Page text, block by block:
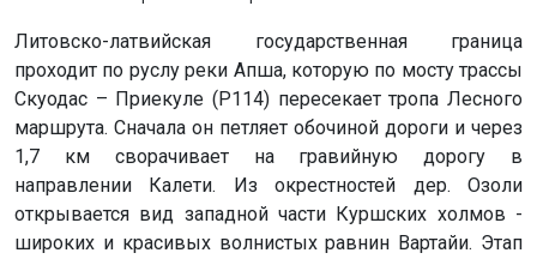
Литовско-латвийская государственная граница
проходит по руслу реки Апша, которую по мосту трассы
Скуодас – Приекуле (P114) пересекает тропа Лесного
маршрута. Сначала он петляет обочиной дороги и через
1,7 км сворачивает на гравийную дорогу в
направлении Калети. Из окрестностей дер. Озоли
открывается вид западной части Куршских холмов -
широких и красивых волнистых равнин Вартайи. Этап